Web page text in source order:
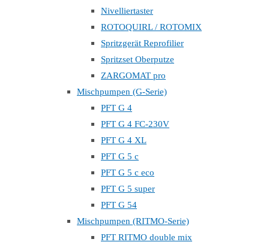
Nivelliertaster
ROTOQUIRL / ROTOMIX
Spritzgerät Reprofilier
Spritzset Oberputze
ZARGOMAT pro
Mischpumpen (G-Serie)
PFT G 4
PFT G 4 FC-230V
PFT G 4 XL
PFT G 5 c
PFT G 5 c eco
PFT G 5 super
PFT G 54
Mischpumpen (RITMO-Serie)
PFT RITMO double mix